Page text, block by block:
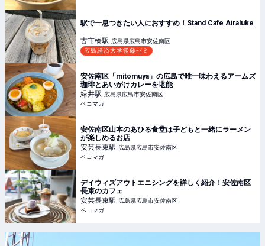
駅で一息つきたい人におすすめ！Stand Cafe Airaluke
古市橋駅 広島県広島市安佐南区
広島経済大学後藤ゼミ
安佐南区「mitomuya」の広島で唯一味わえるアームズ
珈琲とあいがけカレーを堪能
緑井駅 広島県広島市安佐南区
ペコマガ
安佐南区山本のあひる食堂は子どもと一緒にラーメン
が楽しめるお店
安芸長束駅 広島県広島市安佐南区
ペコマガ
デイウィズアウトエニシングを詳しく紹介！安佐南区
長束のカフェ
安芸長束駅 広島県広島市安佐南区
ペコマガ